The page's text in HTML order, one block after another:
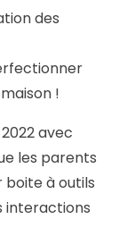
des
!
avec
les parents
à outils
interactions